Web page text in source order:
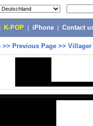
K-POP iPhone Contact
>> Previous Page >> Villager